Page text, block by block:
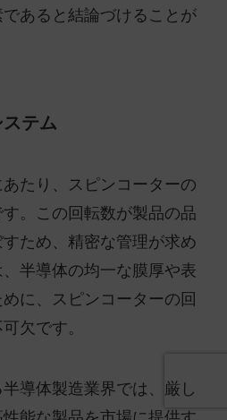
あると結論づけることが
テム
たり、スピンコーターの
。この回転数が製品の品
ため、精密な管理が求め
半導体の均一な膜厚や表
に、スピンコーターの回
欠です。
導体製造業界では、厳し